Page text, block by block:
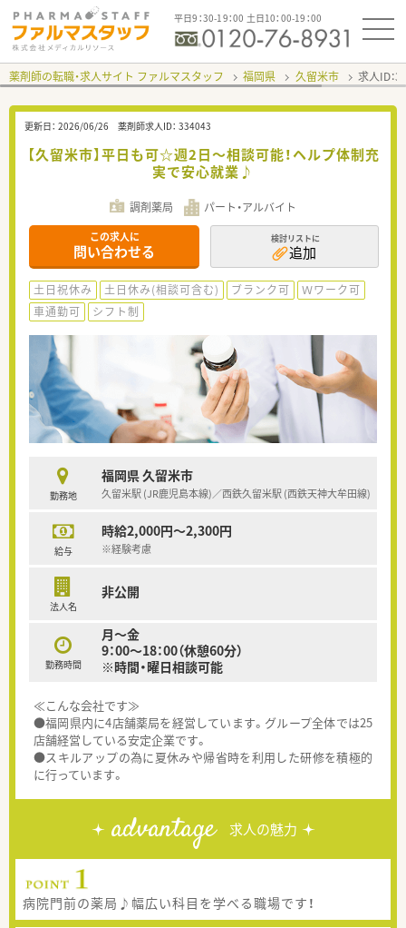
平日9：30-19：00 土日10：00-19：00
薬剤師の転職・求人サイト ファルマスタッフ 福岡県 久留米市 求人ID：
更新日： 2026/06/26 薬剤師求人ID： 334043
【久留米市】平日も可☆週2日～相談可能！ヘルプ体制充
実で安心就業♪
調剤薬局 パート・アルバイト
この求人に
問い合わせる
検討リストに
追加
土日祝休み 土日休み(相談可含む) ブランク可
Ｗワーク可
車通勤可
シフト制
勤務地
福岡県 久留米市
久留米駅 (JR鹿児島本線)／西鉄久留米駅 (西鉄天神大牟田線)
給与
時給2,000円～2,300円
※経験考慮
法人名
非公開
勤務時間
月～金
9：00～18：00（休憩60分）
※時間・曜日相談可能
≪こんな会社です≫
●福岡県内に4店舗薬局を経営しています。グループ全体では25
店舗経営している安定企業です。
●スキルアップの為に夏休みや帰省時を利用した研修を積極的
に行っています。
advantage 求人の魅力
病院門前の薬局♪幅広い科目を学べる職場です！